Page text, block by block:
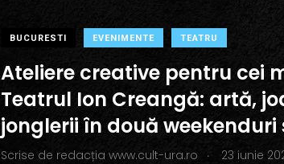
BUCURESTI EVENIMENTE TEATRU
Ateliere creative pentru cei
Teatrul Ion Creangă: artă,
jonglerii în două weekenduri
Scrise de redacția www.cult-ura.ro . 23 iunie